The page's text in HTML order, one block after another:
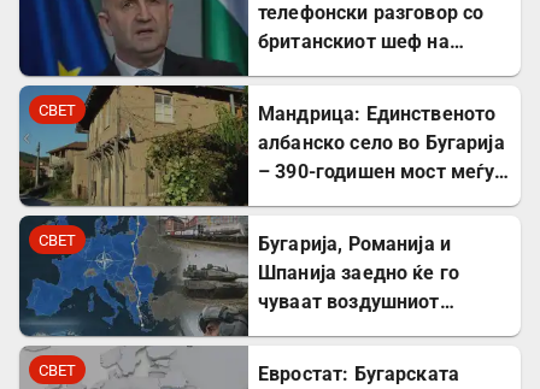
телефонски разговор со
британскиот шеф на
СВЕТ
Мандрица: Единственото
албанско село во Бугарија
– 390-годишен мост меѓу
СВЕТ
Бугарија, Романија и
Шпанија заедно ќе го
чуваат воздушниот
СВЕТ
Евростат: Бугарската